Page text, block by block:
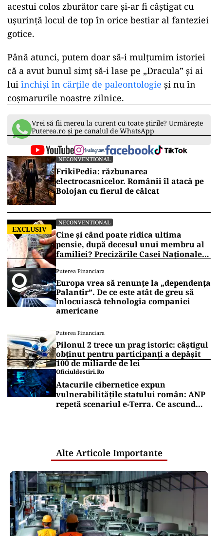
acestui colos zburător care și-ar fi câștigat cu
ușurință locul de top în orice bestiar al fanteziei
gotice.
Până atunci, putem doar să-i mulțumim istoriei
că a avut bunul simț să-i lase pe „Dracula” și ai
lui închiși în cărțile de paleontologie și nu în
coșmarurile noastre zilnice.
Vrei să fii mereu la curent cu toate știrile? Urmărește
Puterea.ro și pe canalul de WhatsApp
NECONVENTIONAL
FrikiPedia: răzbunarea
electrocasnicelor. Românii îl atacă pe
Bolojan cu fierul de călcat
EXCLUSIV
NECONVENTIONAL
Cine și când poate ridica ultima
pensie, după decesul unui membru al
familiei? Precizările Casei Naționale
Puterea Financiara
Europa vrea să renunțe la „dependența
Palantir”. De ce este atât de greu să
înlocuiască tehnologia companiei
americane
Puterea Financiara
Pilonul 2 trece un prag istoric: câștigul
obținut pentru participanți a depășit
100 de miliarde de lei
Oficiuldestiri.ro
Atacurile cibernetice expun
vulnerabilitățile statului român: ANP
repetă scenariul e‑Terra. Ce ascund
Alte Articole Importante